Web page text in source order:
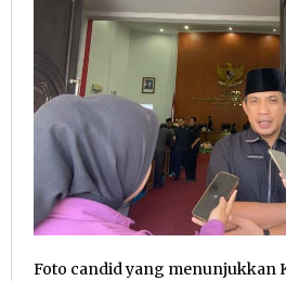
Foto candid yang menunjukkan